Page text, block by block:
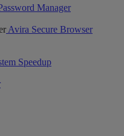
Manager
Avira Secure Browser
Speedup